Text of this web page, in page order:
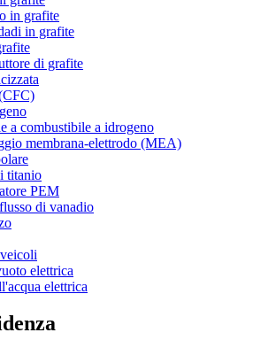
in grafite
in grafite
di grafite
a combustibile a idrogeno
membrana-elettrodo (MEA)
titanio
PEM
di vanadio
elettrica
elettrica